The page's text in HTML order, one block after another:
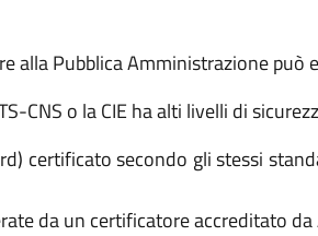
alla Pubblica Amministrazione può
CNS o la CIE ha alti livelli di
certificato secondo gli stessi
da un certificatore accreditato da